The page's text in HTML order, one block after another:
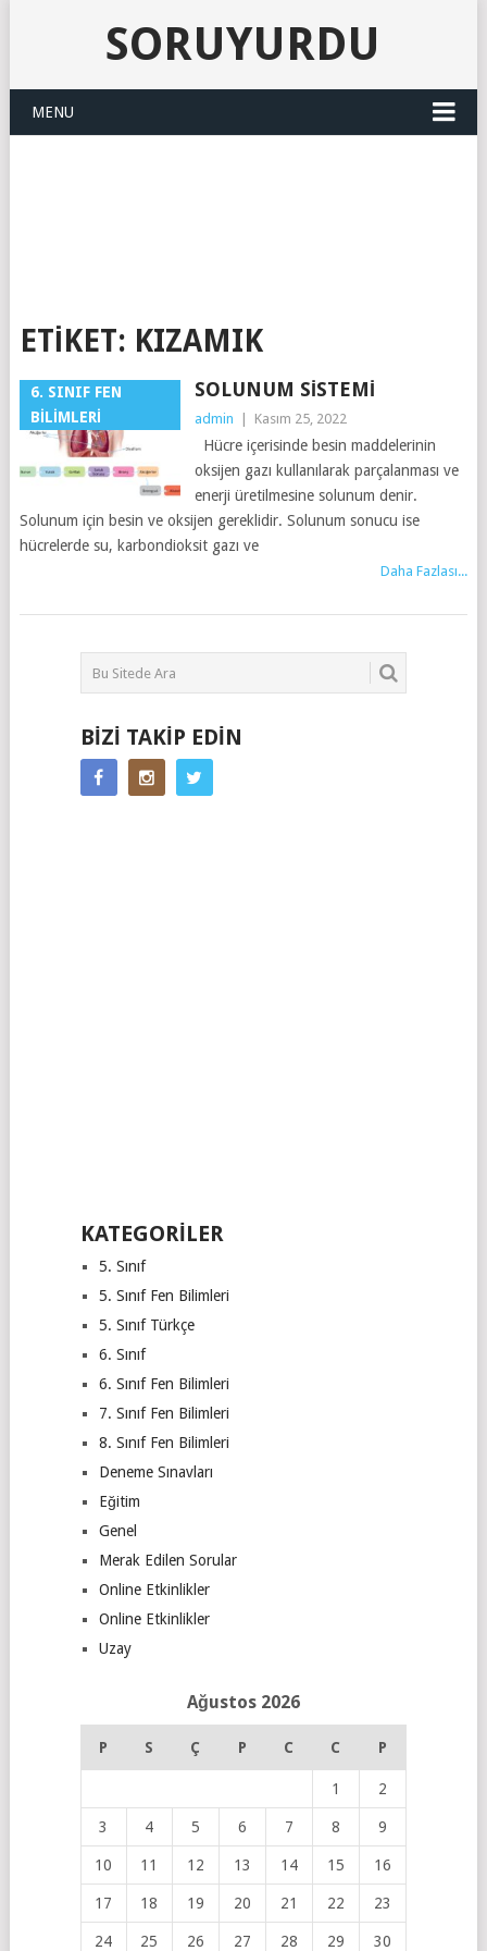
SORUYURDU
MENU
ETIKET: KIZAMIK
6. SINIF FEN
BILIMLERI
SOLUNUM SISTEMI
admin Kasım 25, 2022
Hücre içerisinde besin maddelerinin
oksijen gazı kullanılarak parçalanması ve
enerji üretilmesine solunum denir.
Solunum için besin ve oksijen gereklidir. Solunum sonucu ise
hücrelerde su, karbondioksit gazı ve
Daha Fazlası...
BIZI TAKIP EDIN
KATEGORILER
5. Sınıf
5. Sınıf Fen Bilimleri
5. Sınıf Türkçe
6. Sınıf
6. Sınıf Fen Bilimleri
7. Sınıf Fen Bilimleri
8. Sınıf Fen Bilimleri
Deneme Sınavları
Eğitim
Genel
Merak Edilen Sorular
Online Etkinlikler
Online Etkinlikler
Uzay
Ağustos 2026
P S Ç P C C P
1 2
3 4 5 6 7 8 9
10 11 12 13 14 15 16
17 18 19 20 21 22 23
24 25 26 27 28 29 30